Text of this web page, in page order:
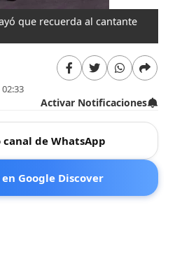
que recuerda al cantante
Activar Notificaciones
de WhatsApp
Google Discover